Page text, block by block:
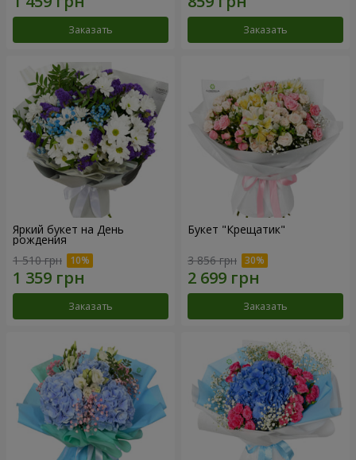
Заказать Заказать
Яркий букет на День
рождения
1 510 грн
Заказать
Букет "Крещатик"
3 856 грн
Заказать